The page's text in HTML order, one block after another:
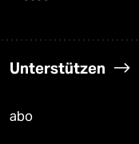
Unterstützen
abo